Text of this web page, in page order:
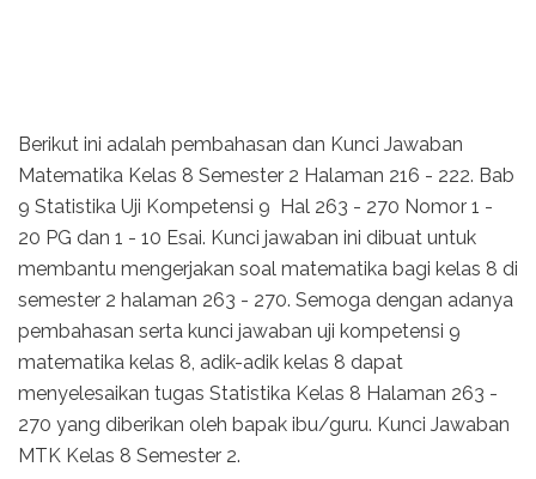
Berikut ini adalah pembahasan dan Kunci Jawaban
Matematika Kelas 8 Semester 2 Halaman 216 - 222. Bab
9 Statistika Uji Kompetensi 9 Hal 263 - 270 Nomor 1 -
20 PG dan 1 - 10 Esai. Kunci jawaban ini dibuat untuk
membantu mengerjakan soal matematika bagi kelas 8 di
semester 2 halaman 263 - 270. Semoga dengan adanya
pembahasan serta kunci jawaban uji kompetensi 9
matematika kelas 8, adik-adik kelas 8 dapat
menyelesaikan tugas Statistika Kelas 8 Halaman 263 -
270 yang diberikan oleh bapak ibu/guru. Kunci Jawaban
MTK Kelas 8 Semester 2.